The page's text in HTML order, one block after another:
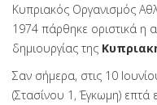
Κυπριακός Οργανισμός
1974 πάρθηκε οριστικά
δημιουργίας της
Σαν σήμερα, στις 10
(Στασίνου 1, Έγκωμη)